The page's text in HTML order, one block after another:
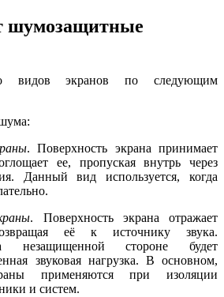
шумозащитные
видов экранов по следующим
. Поверхность экрана принимает
ее, пропуская внутрь через
Данный вид используется, когда
. Поверхность экрана отражает
её к источнику звука.
незащищенной стороне будет
звуковая нагрузка. В основном,
применяются при изоляции
и систем.